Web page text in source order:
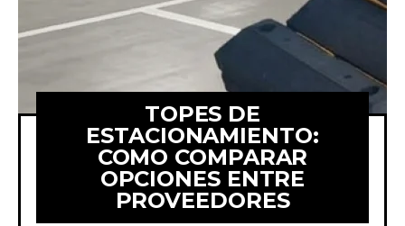
TOPES DE
ESTACIONAMIENTO:
COMO COMPARAR
OPCIONES ENTRE
PROVEEDORES
Aprende a comparar
cotizaciones de topes de